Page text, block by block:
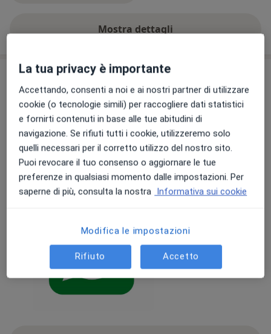
Mostra dettagli
sull'esperienza
Comunicazioni importanti
Dott.ssa Stefania Calapai
Via Paolo Borsellino 6, Rieti 02100
Per ulteriori info e prenotazioni, sono reperibile
su WhatsApp: +39 338 6757 976
31/10/2025
La tua privacy è importante
Accettando, consenti a noi e ai nostri partner di utilizzare
cookie (o tecnologie simili) per raccogliere dati statistici
e fornirti contenuti in base alle tue abitudini di
navigazione. Se rifiuti tutti i cookie, utilizzeremo solo
quelli necessari per il corretto utilizzo del nostro sito.
Puoi revocare il tuo consenso o aggiornare le tue
preferenze in qualsiasi momento dalle impostazioni. Per
saperne di più, consulta la nostra Informativa sui cookie
Modifica le impostazioni
Rifiuto Accetto